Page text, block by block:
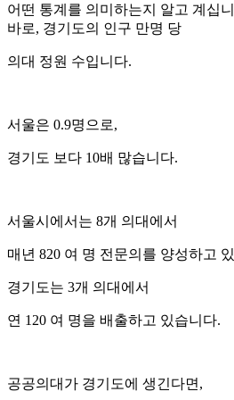
어떤 통계를 의미하는지 알고 계십
바로, 경기도의 인구 만명 당
의대 정원 수입니다.
서울은 0.9명으로,
경기도 보다 10배 많습니다.
서울시에서는 8개 의대에서
매년 820 여 명 전문의를 양성하고
경기도는 3개 의대에서
연 120 여 명을 배출하고 있습니다.
공공의대가 경기도에 생긴다면,